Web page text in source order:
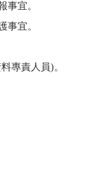
事宜。
事宜。
專責人員)。